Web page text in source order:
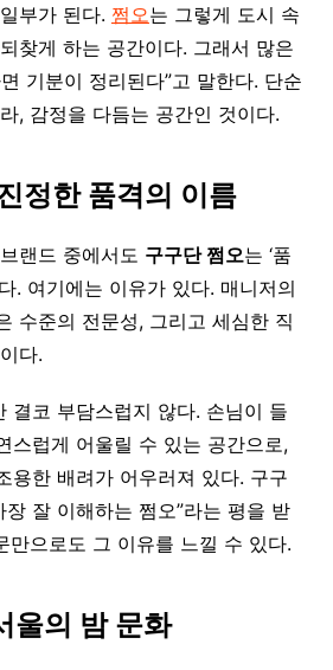
부가 된다. 쩜오는 그렇게 도시 속
찾게 하는 공간이다. 그래서 많은
기분이 정리된다”고 말한다. 단순
, 감정을 다듬는 공간인 것이다.
정한 품격의 이름
랜드 중에서도 구구단쩜오는 ‘품
. 여기에는 이유가 있다. 매니저의
수준의 전문성, 그리고 세심한 직
다.
결코 부담스럽지 않다. 손님이 들
스럽게 어울릴 수 있는 공간으로,
용한 배려가 어우러져 있다. 구구
장 잘 이해하는 쩜오”라는 평을 받
만으로도 그 이유를 느낄 수 있다.
울의 밤 문화